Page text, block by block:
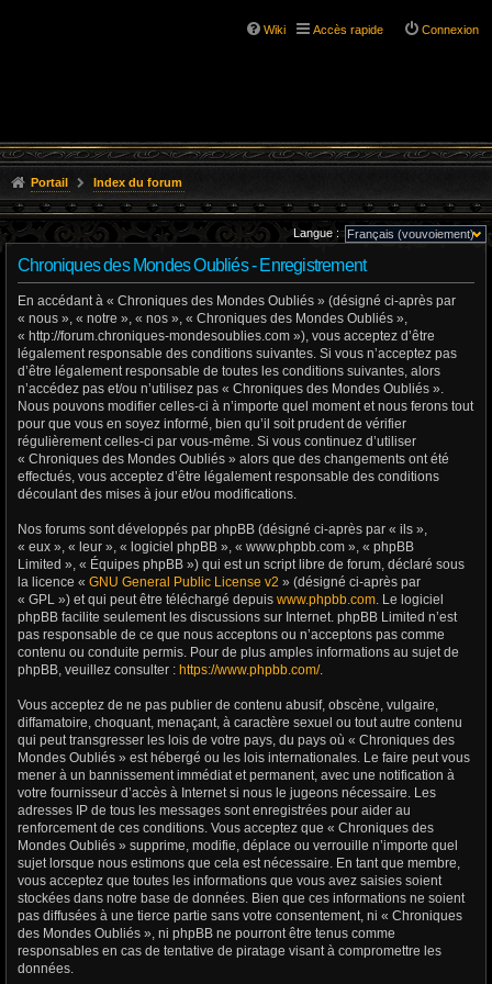
Wiki Accès rapide Connexion
Portail Index du forum
Langue :
Chroniques des Mondes Oubliés - Enregistrement
En accédant à « Chroniques des Mondes Oubliés » (désigné ci-après par
« nous », « notre », « nos », « Chroniques des Mondes Oubliés »,
« http://forum.chroniques-mondesoublies.com »), vous acceptez d’être
légalement responsable des conditions suivantes. Si vous n’acceptez pas
d’être légalement responsable de toutes les conditions suivantes, alors
n’accédez pas et/ou n’utilisez pas « Chroniques des Mondes Oubliés ».
Nous pouvons modifier celles-ci à n’importe quel moment et nous ferons tout
pour que vous en soyez informé, bien qu’il soit prudent de vérifier
régulièrement celles-ci par vous-même. Si vous continuez d’utiliser
« Chroniques des Mondes Oubliés » alors que des changements ont été
effectués, vous acceptez d’être légalement responsable des conditions
découlant des mises à jour et/ou modifications.
Nos forums sont développés par phpBB (désigné ci-après par « ils »,
« eux », « leur », « logiciel phpBB », « www.phpbb.com », « phpBB
Limited », « Équipes phpBB ») qui est un script libre de forum, déclaré sous
la licence « GNU General Public License v2 » (désigné ci-après par
« GPL ») et qui peut être téléchargé depuis www.phpbb.com. Le logiciel
phpBB facilite seulement les discussions sur Internet. phpBB Limited n’est
pas responsable de ce que nous acceptons ou n’acceptons pas comme
contenu ou conduite permis. Pour de plus amples informations au sujet de
phpBB, veuillez consulter : https://www.phpbb.com/.
Vous acceptez de ne pas publier de contenu abusif, obscène, vulgaire,
diffamatoire, choquant, menaçant, à caractère sexuel ou tout autre contenu
qui peut transgresser les lois de votre pays, du pays où « Chroniques des
Mondes Oubliés » est hébergé ou les lois internationales. Le faire peut vous
mener à un bannissement immédiat et permanent, avec une notification à
votre fournisseur d’accès à Internet si nous le jugeons nécessaire. Les
adresses IP de tous les messages sont enregistrées pour aider au
renforcement de ces conditions. Vous acceptez que « Chroniques des
Mondes Oubliés » supprime, modifie, déplace ou verrouille n’importe quel
sujet lorsque nous estimons que cela est nécessaire. En tant que membre,
vous acceptez que toutes les informations que vous avez saisies soient
stockées dans notre base de données. Bien que ces informations ne soient
pas diffusées à une tierce partie sans votre consentement, ni « Chroniques
des Mondes Oubliés », ni phpBB ne pourront être tenus comme
responsables en cas de tentative de piratage visant à compromettre les
données.